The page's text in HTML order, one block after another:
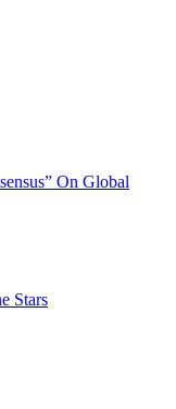
On Global
Stars